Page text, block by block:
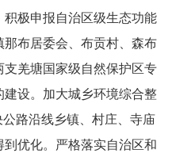
积极申报自治区级生态功能
布居委会、布贡村、森布
支羌塘国家级自然保护区专
设。 加大城乡环境综合整
路沿线乡镇、村庄、寺庙
优化。严格落实自治区和